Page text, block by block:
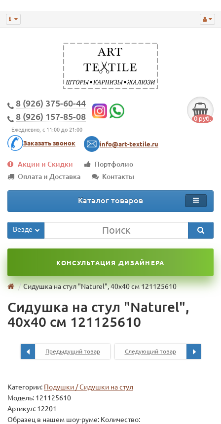
8 (926) 375-60-44
8 (926) 157-85-08
Ежедневно, с 11:00 до 21:00
Заказать звонок info@art-textile.ru
0 руб.
Акции и Скидки
Портфолио
Оплата и Доставка
Контакты
Каталог товаров
Везде
КОНСУЛЬТАЦИЯ ДИЗАЙНЕРА
Сидушка на стул "Naturel", 40х40 см 121125610
Сидушка на стул "Naturel",
40х40 см 121125610
Предыдущий товар Следующий товар
Категории: Подушки / Сидушки на стул
Модель: 121125610
Артикул: 12201
Образец в нашем шоу-руме: Количество: